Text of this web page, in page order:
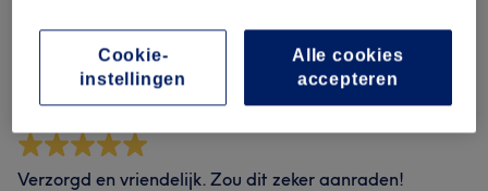
Behandeling door Sofie Zenia
Jasmina•3 maanden geleden Geverifieerde review
Verzorgd en vriendelijk. Zou dit zeker aanraden!
Alle cookies
accepteren
Cookie-
instellingen